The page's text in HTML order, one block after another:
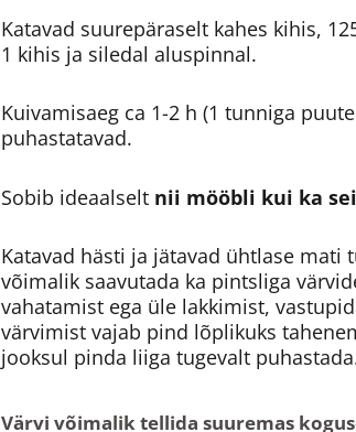
Katavad suurepäraselt kahes kihis,
1 kihis ja siledal aluspinnal.
Kuivamisaeg ca 1-2 h (1 tunniga
puhastatavad.
Sobib ideaalselt nii mööbli kui ka
Katavad hästi ja jätavad ühtlase
võimalik saavutada ka pintsliga
vahatamist ega üle lakkimist,
värvimist vajab pind lõplikuks
jooksul pinda liiga tugevalt
Värvi võimalik tellida suuremas